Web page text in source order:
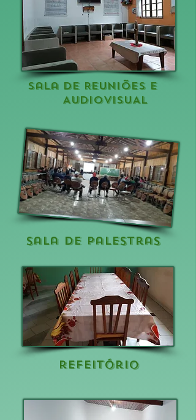
sala de REUNIÕES E
AUDIOVISUAL
sala de palestras
refeitório